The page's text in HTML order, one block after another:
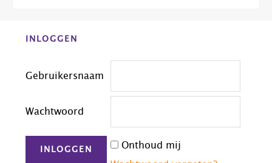
Before
INLOGGEN
Gebruikersnaam
Wachtwoord
Onthoud mij